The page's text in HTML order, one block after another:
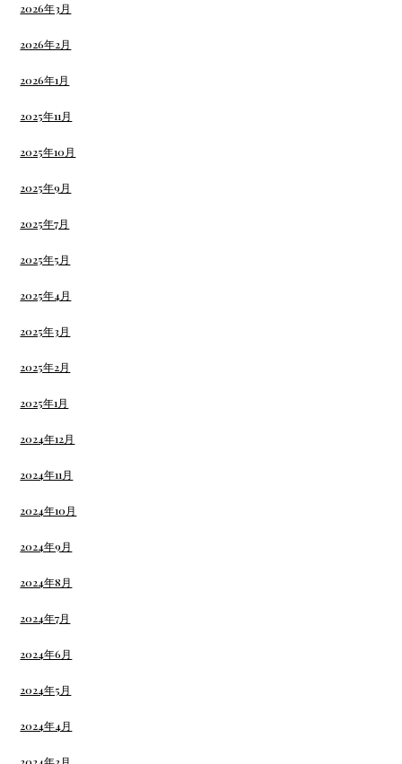
2026年3月
2026年2月
2026年1月
2025年11月
2025年10月
2025年9月
2025年7月
2025年5月
2025年4月
2025年3月
2025年2月
2025年1月
2024年12月
2024年11月
2024年10月
2024年9月
2024年8月
2024年7月
2024年6月
2024年5月
2024年4月